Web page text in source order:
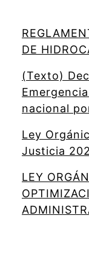
DE
(Texto)
nacional
Ley
Justicia
LEY